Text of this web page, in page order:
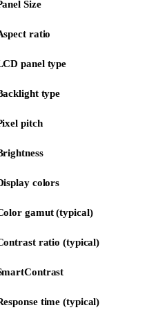
Size
ratio
panel type
type
pitch
colors
gamut (typical)
ratio (typical)
time (typical)